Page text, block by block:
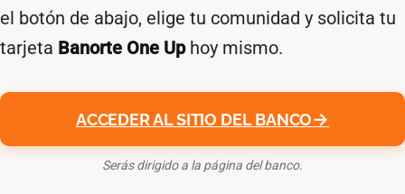
el botón de abajo, elige tu comunidad y solicita tu
tarjeta Banorte One Uphoy mismo.
ACCEDER AL SITIO DEL BANCO
Serás dirigido a la página del banco.